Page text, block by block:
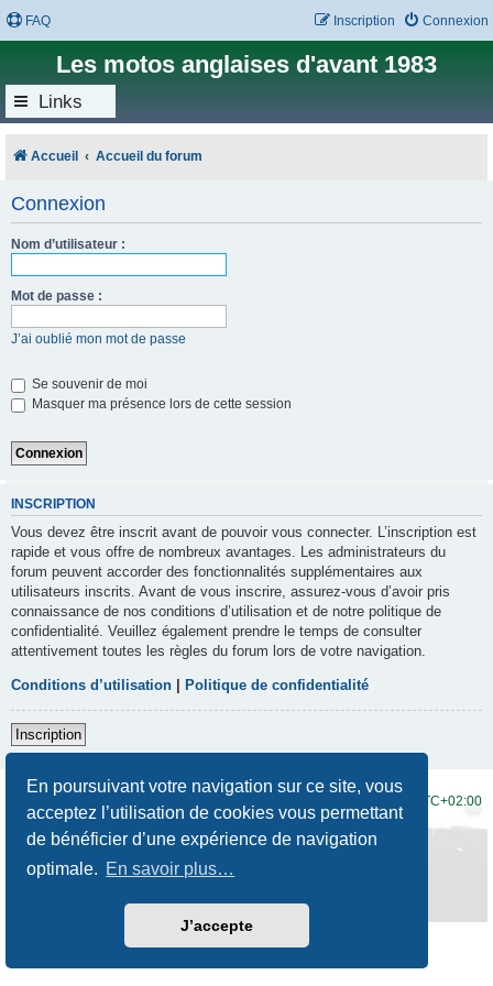
En poursuivant votre navigation sur ce site, vous
acceptez l’utilisation de cookies vous permettant
de bénéficier d’une expérience de navigation
optimale. En savoir plus…
J’accepte
FAQ Connexion
Inscription
Les motos anglaises d'avant 1983
Links
Accueil Accueil du forum
Connexion
Nom d’utilisateur :
Mot de passe :
J’ai oublié mon mot de passe
Se souvenir de moi
Masquer ma présence lors de cette session
INSCRIPTION
Vous devez être inscrit avant de pouvoir vous connecter. L’inscription est
rapide et vous offre de nombreux avantages. Les administrateurs du
forum peuvent accorder des fonctionnalités supplémentaires aux
utilisateurs inscrits. Avant de vous inscrire, assurez-vous d’avoir pris
connaissance de nos conditions d’utilisation et de notre politique de
confidentialité. Veuillez également prendre le temps de consulter
attentivement toutes les règles du forum lors de votre navigation.
Conditions d’utilisation Politique de confidentialité
Inscription
UTC+02:00
Développé par phpBB® Forum Software © phpBB Limited
Traduction française officielle
Prosilver New Edition
Confidentialité|Conditions